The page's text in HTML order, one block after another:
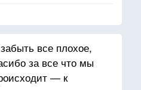
все плохое,
за все что мы
— к